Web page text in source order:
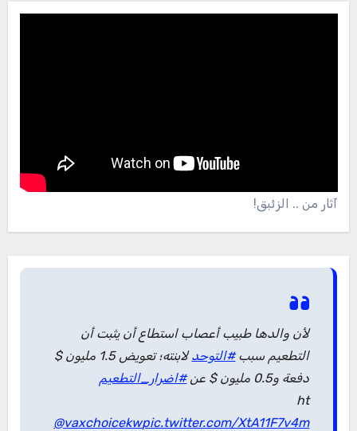
آثار من .. الزئبق!
لأن والدها طبيب أعصاب استطاع أن يثبت أن
التطعيم سبب#التوحد
لابنته؛ تعويض 1.5 مليون $
دفعة و0.5 مليون $ عن
#اضرار_التطعيم
ht
@vaxchoicekwpic.twitter.com/XtA11F7v4m